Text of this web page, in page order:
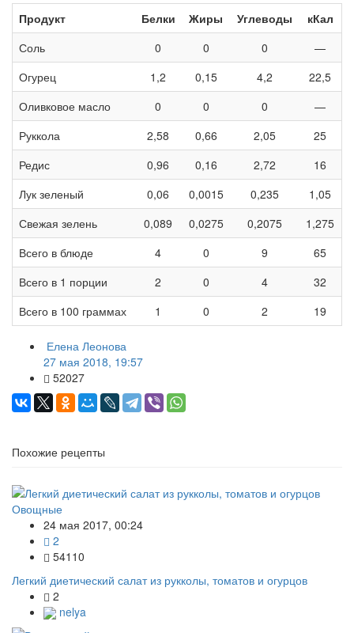
Продукт Белки Жиры Углеводы
кКал
Соль
0 0 0
—
Огурец
1,2 0,15 4,2
22,5
Оливковое масло
0 0 0
—
Руккола
2,58 0,66 2,05
25
Редис
0,96 0,16 2,72
16
Лук зеленый
0,06 0,0015 0,235
1,05
Свежая зелень
0,089 0,0275 0,2075
1,275
Всего в блюде
4 0 9
65
Всего в 1 порции
2 0 4
32
Всего в 100 граммах
1 0 2 19
Елена Леонова
27 мая 2018, 19:57
52027
Похожие рецепты
Овощные
24 мая 2017, 00:24
2
54110
Легкий диетический салат из рукколы, томатов и огурцов
2
nelya